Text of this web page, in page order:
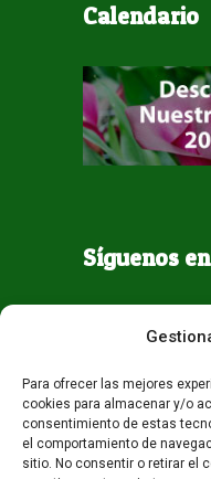
Para ofrecer las mejores
cookies para almacenar y/o
consentimiento de estas
el comportamiento de
sitio. No consentir o retirar el
Calendario
Síguenos